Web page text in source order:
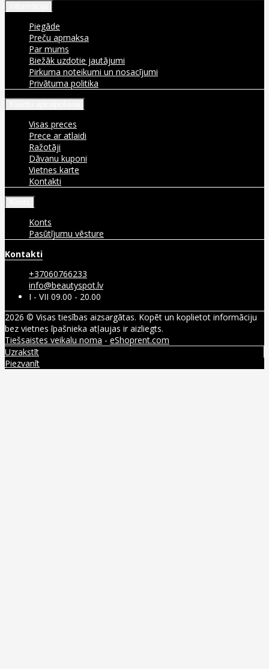
Piegāde
Preču apmaksa
Par mums
Biežāk uzdotie jautājumi
Pirkuma noteikumi un nosacījumi
Privātuma politika
Visas preces
Prece ar atlaidi
Ražotāji
Dāvanu kuponi
Vietnes karte
Kontakti
Konts
Pasūtījumu vēsture
Kontakti
+37060766233
info@beautyspot.lv
I - VII 09.00 - 20.00
2026 © Visas tiesības aizsargātas. Kopēt un koplietot informāciju
bez vietnes īpašnieka atļaujas ir aizliegts.
Tiešsaistes veikalu noma - eShoprent.com
Uzrakstīt
Piezvanīt